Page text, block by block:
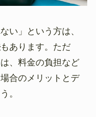
い」という方は、
もあります。ただ
、料金の負担など
合のメリットとデ
。